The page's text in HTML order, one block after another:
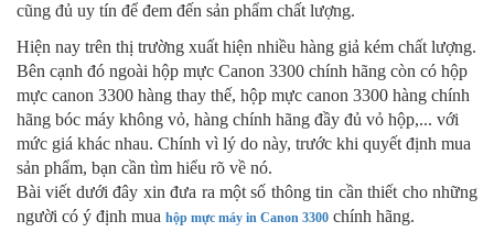
cũng đủ uy tín để đem đến sản phẩm chất lượng.
Hiện nay trên thị trường xuất hiện nhiều hàng giả kém chất lượng.
Bên cạnh đó ngoài hộp mực Canon 3300 chính hãng còn có hộp
mực canon 3300 hàng thay thế, hộp mực canon 3300 hàng chính
hãng bóc máy không vỏ, hàng chính hãng đầy đủ vỏ hộp,... với
mức giá khác nhau. Chính vì lý do này, trước khi quyết định mua
sản phẩm, bạn cần tìm hiểu rõ về nó.
Bài viết dưới đây xin đưa ra một số thông tin cần thiết cho những
người có ý định mua hộp mực máy in Canon 3300 chính hãng.